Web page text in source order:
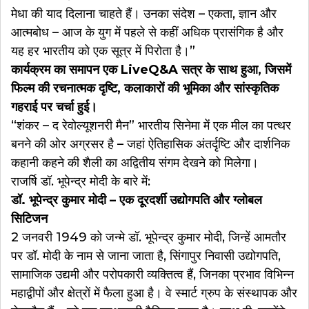
मेधा की याद दिलाना चाहते हैं। उनका संदेश – एकता, ज्ञान और
आत्मबोध – आज के युग में पहले से कहीं अधिक प्रासंगिक है और
यह हर भारतीय को एक सूत्र में पिरोता है।”
कार्यक्रम का समापन एक LiveQ&A सत्र के साथ हुआ, जिसमें
फिल्म की रचनात्मक दृष्टि, कलाकारों की भूमिका और सांस्कृतिक
गहराई पर चर्चा हुई।
“शंकर – द रेवोल्यूशनरी मैन” भारतीय सिनेमा में एक मील का पत्थर
बनने की ओर अग्रसर है – जहां ऐतिहासिक अंतर्दृष्टि और दार्शनिक
कहानी कहने की शैली का अद्वितीय संगम देखने को मिलेगा।
राजर्षि डॉ. भूपेन्द्र मोदी के बारे में:
डॉ. भूपेन्द्र कुमार मोदी – एक दूरदर्शी उद्योगपति और ग्लोबल
सिटिजन
2 जनवरी 1949 को जन्मे डॉ. भूपेन्द्र कुमार मोदी, जिन्हें आमतौर
पर डॉ. मोदी के नाम से जाना जाता है, सिंगापुर निवासी उद्योगपति,
सामाजिक उद्यमी और परोपकारी व्यक्तित्व हैं, जिनका प्रभाव विभिन्न
महाद्वीपों और क्षेत्रों में फैला हुआ है। वे स्मार्ट ग्रुप के संस्थापक और